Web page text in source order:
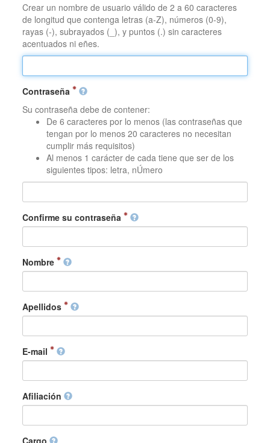
Crear un nombre de usuario válido de 2 a 60 caracteres
de longitud que contenga letras (a-Z), números (0-9),
rayas (-), subrayados (_), y puntos (.) sin caracteres
acentuados ni eñes.
Contraseña
Su contraseña debe de contener:
De 6 caracteres por lo menos (las contraseñas que
tengan por lo menos 20 caracteres no necesitan
cumplir más requisitos)
Al menos 1 carácter de cada tiene que ser de los
siguientes tipos: letra, nÚmero
Confirme su contraseña
Nombre
Apellidos
E-mail
Afiliación
Cargo